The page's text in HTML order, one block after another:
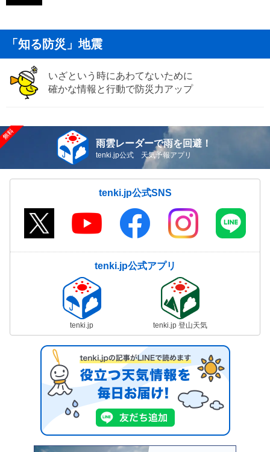
「知る防災」地震
いざという時にあわてないために
確かな情報と行動で防災力アップ
雨雲レーダーで雨を回避！
tenki.jp公式 天気予報アプリ
tenki.jp公式SNS
tenki.jp公式アプリ
tenki.jp tenki.jp 登山天気